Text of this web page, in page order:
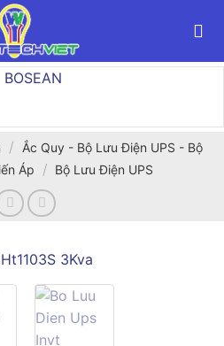
/
Ắc Quy - Bộ Lưu Điện UPS - Bộ
Áp
/ Bộ Lưu Điện UPS